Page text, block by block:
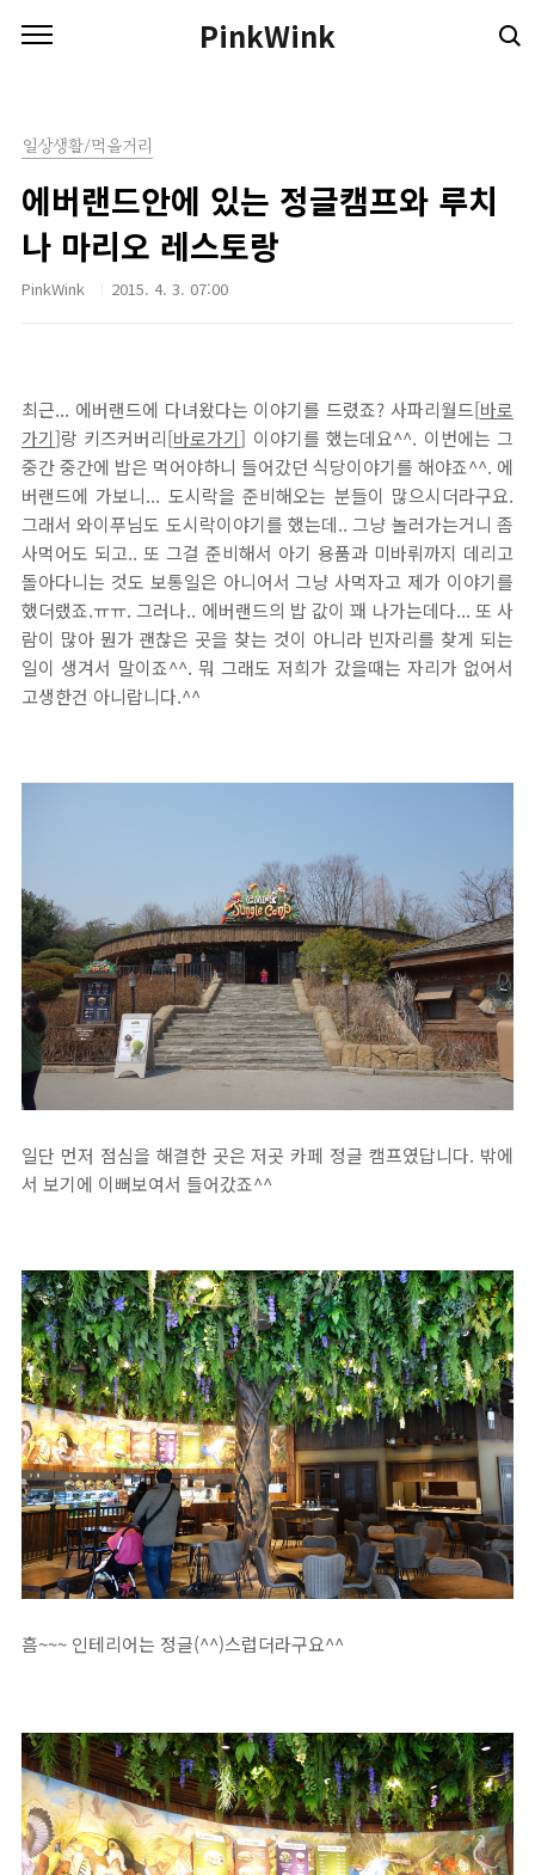
PinkWink
일상생활/먹을거리
에버랜드안에 있는 정글캠프와 루치
나 마리오 레스토랑
PinkWink 2015. 4. 3. 07:00
최근... 에버랜드에 다녀왔다는 이야기를 드렸죠? 사파리월드[바로
가기]랑 키즈커버리[바로가기] 이야기를 했는데요^^. 이번에는 그
중간 중간에 밥은 먹어야하니 들어갔던 식당이야기를 해야죠^^. 에
버랜드에 가보니... 도시락을 준비해오는 분들이 많으시더라구요.
그래서 와이푸님도 도시락이야기를 했는데.. 그냥 놀러가는거니 좀
사먹어도 되고.. 또 그걸 준비해서 아기 용품과 미바뤼까지 데리고
돌아다니는 것도 보통일은 아니어서 그냥 사먹자고 제가 이야기를
했더랬죠.ㅠㅠ. 그러나.. 에버랜드의 밥 값이 꽤 나가는데다... 또 사
람이 많아 뭔가 괜찮은 곳을 찾는 것이 아니라 빈자리를 찾게 되는
일이 생겨서 말이죠^^. 뭐 그래도 저희가 갔을때는 자리가 없어서
고생한건 아니랍니다.^^
일단 먼저 점심을 해결한 곳은 저곳 카페 정글 캠프였답니다. 밖에
서 보기에 이뻐보여서 들어갔죠^^
흠~~~ 인테리어는 정글(^^)스럽더라구요^^